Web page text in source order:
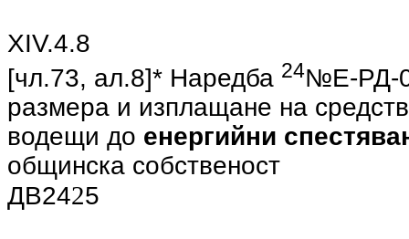
ХIV.4.8
[чл.73, ал.8]* Наредба 24№Е-РД-
размера и изплащане на
водещи до енергийни
общинска собственост
ДВ2425